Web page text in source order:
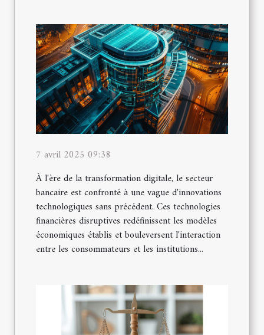
7 avril 2025 09:38
À l'ère de la transformation digitale, le secteur
bancaire est confronté à une vague d'innovations
technologiques sans précédent. Ces technologies
financières disruptives redéfinissent les modèles
économiques établis et bouleversent l'interaction
entre les consommateurs et les institutions...